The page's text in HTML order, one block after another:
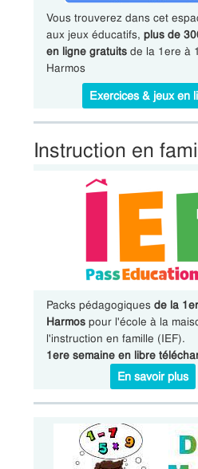
Vous trouverez dans cet
aux jeux éducatifs, plus de
en ligne gratuitsde la 1ere à
Harmos
Exercices & jeux en
Instruction en
Packs pédagogiques de la
Harmospour l'école à la
l'instruction en famille (IEF).
1ere semaine en libre
En savoir plus